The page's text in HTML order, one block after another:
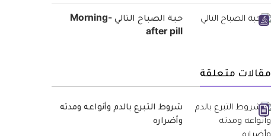
حبة الصباح التالي Morning-
after pill
مقالات متعلقة
شروط التبرع بالدم وأنواعه ومدته
وأضراره